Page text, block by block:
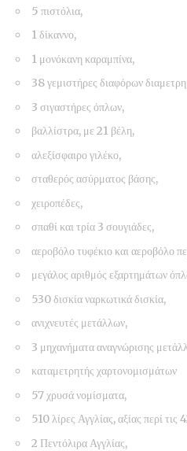
5 πιστόλια,
1 δίκαννο,
1 μονόκανη καραμπίνα,
38 γεμιστήρες διαφόρων
3 σιγαστήρες όπλων,
βαλλίστρα, με 21 βέλη,
αλεξίσφαιρο γιλέκο,
σταθερός ασύρματος βάσης,
χειροπέδες,
σπαθί και τρία 3 σουγιάδες,
αεροβόλο τυφέκιο και αεροβόλο
μεγάλος αριθμός εξαρτημάτων
530 δισκία ναρκωτικά δισκία,
ανιχνευτές μετάλλων,
3 μηχανήματα αναγνώρισης
καταμετρητής χαρτονομισμάτων
57 χρυσά νομίσματα,
510 λίρες Αγγλίας, αξίας περί
2 Πεντόλιρα Αγγλίας,